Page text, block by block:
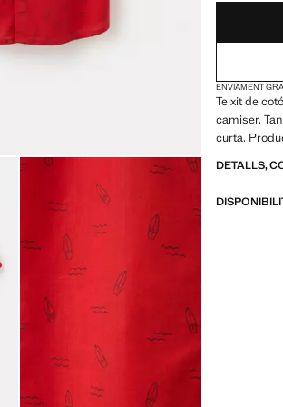
ENVIAMENT
Teixit de
camiser.
curta.
DETALLS,